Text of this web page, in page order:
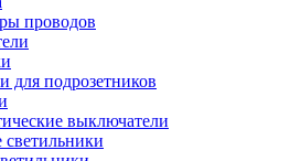
проводов
для подрозетников
выключатели